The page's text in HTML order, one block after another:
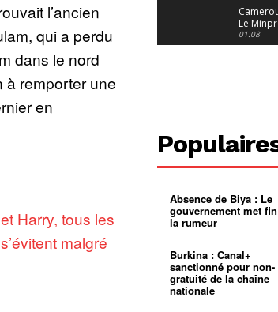
l’ancien
qui a perdu
dans le nord
à remporter une
en
Harry, tous les
malgré
Le
alerte
dérives
01:08
grandes
pluies
Échec au
Le père
pasteur
L’État
d’or
Croyance
religieuse
Entre
bricolage
01:12
Absence de Biya : Le
gouvernement met
la rumeur
Burkina : Canal+
sanctionné pour non-
gratuité de la chaîne
nationale